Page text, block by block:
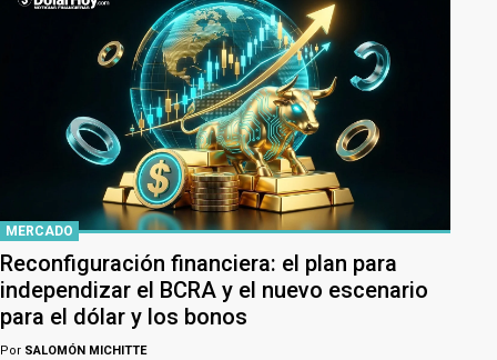
MERCADO
Reconfiguración financiera: el plan para
independizar el BCRA y el nuevo escenario
para el dólar y los bonos
Por SALOMÓN MICHITTE